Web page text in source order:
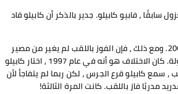
، فابيو كابيلو. جدير بالذكر أن كابيلو قاد
قاد كابيلو ريال مدريد للفوز بلقبه الثلاثين في تاريخ النادي ، ولقبه الأول منذ عام 2003. ومع ذلك ، فإن الفوز باللقب لم يغير من مصير
طرده. تمامًا مثل 10 سنوات ، درب كابيلو ريال مدريد لمدة عام وغادر بعد فوزه ببطولة. كان الاختلاف هو أنه في عام 1997 ، اختار كابيلو
إلى المغادرة. بعد 11 يومًا من فوزه باللقب ، سمع كابيلو قرع الجرس ، لكن ربما لم يتفاجأ لأن
مدربًا فاز باللقب. كانت المرة الثالثة!